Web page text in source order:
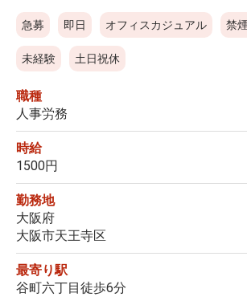
急募 即日 オフィスカジュアル 禁煙
未経験 土日祝休
職種
人事労務
時給
1500円
勤務地
大阪府
大阪市天王寺区
最寄り駅
谷町六丁目徒歩6分